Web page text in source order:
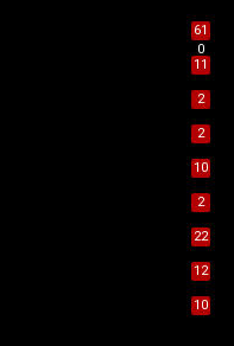
61
0
11
2
2
10
2
22
12
10